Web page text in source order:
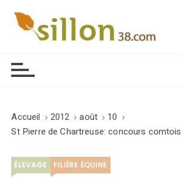
Accueil 2012 août
10
St Pierre de Chartreuse: concours comtois
ÉLEVAGE FILIÈRE ÉQUINE